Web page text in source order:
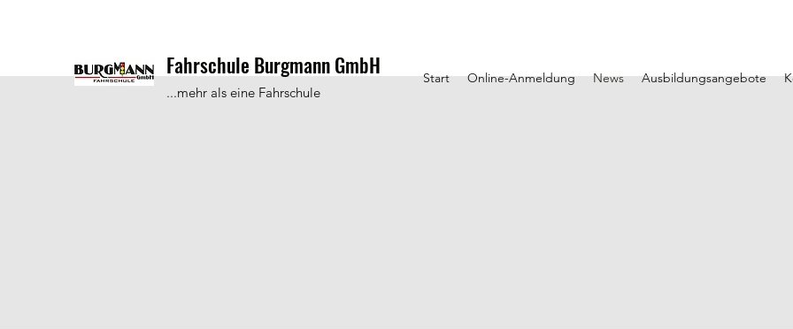
Fahrschule Burgmann GmbH
...mehr als eine Fahrschule
Start Online-Anmeldung News Ausbildungsangebote